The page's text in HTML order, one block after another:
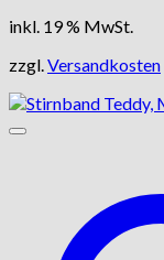
inkl. 19 % MwSt.
zzgl.Versandkosten